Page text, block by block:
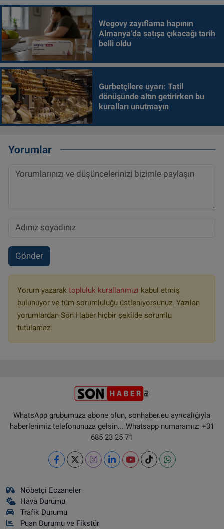
Wegovy zayıflama hapının
Almanya’da satışa çıkacağı tarih
belli oldu
Gurbetçilere uyarı: Tatil
dönüşünde altın getirirken bu
kuralları unutmayın
Yorumlar
Gönder
Yorum yazarak topluluk kurallarımızı kabul etmiş
bulunuyor ve tüm sorumluluğu üstleniyorsunuz. Yazılan
yorumlardan Son Haber hiçbir şekilde sorumlu
tutulamaz.
WhatsApp grubumuza abone olun, sonhaber.eu ayrıcalığıyla
haberlerimiz telefonunuza gelsin... Whatsapp numaramız: +31
685 23 25 71
Nöbetçi Eczaneler
Hava Durumu
Trafik Durumu
Puan Durumu ve Fikstür